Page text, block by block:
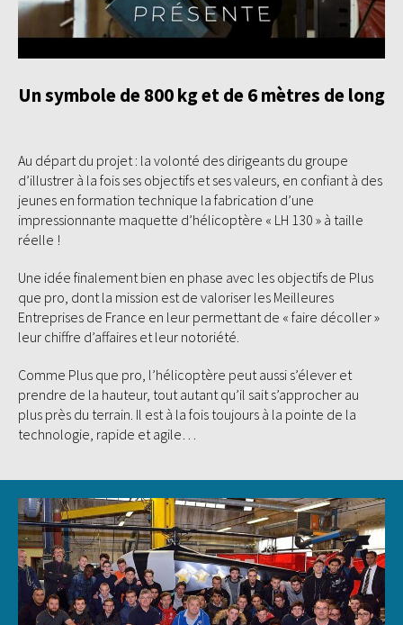
Un symbole de 800 kg et de 6 mètres de long
Au départ du projet : la volonté des dirigeants du groupe
d’illustrer à la fois ses objectifs et ses valeurs, en confiant à des
jeunes en formation technique la fabrication d’une
impressionnante maquette d’hélicoptère « LH 130 » à taille
réelle !
Une idée finalement bien en phase avec les objectifs de Plus
que pro, dont la mission est de valoriser les Meilleures
Entreprises de France en leur permettant de « faire décoller »
leur chiffre d’affaires et leur notoriété.
Comme Plus que pro, l’hélicoptère peut aussi s’élever et
prendre de la hauteur, tout autant qu’il sait s’approcher au
plus près du terrain. Il est à la fois toujours à la pointe de la
technologie, rapide et agile…